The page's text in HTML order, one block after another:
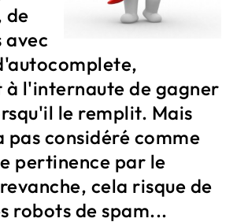
de
l'internaute de gagner
le remplit. Mais
pas considéré comme
pertinence par le
cela risque de
robots de spam...